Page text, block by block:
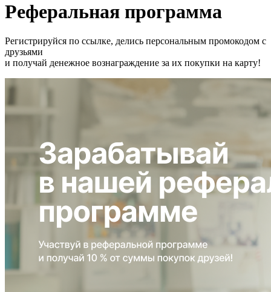
Реферальная программа
Регистрируйся по ссылке, делись персональным промокодом с
друзьями
и получай денежное вознаграждение за их покупки на карту!